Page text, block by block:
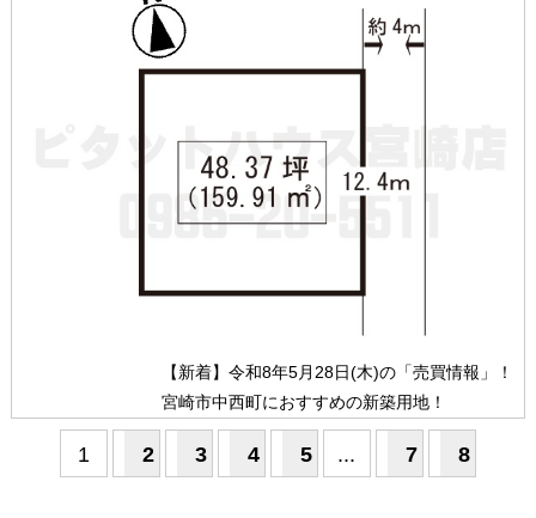
【新着】令和8年5月28日(木)の「売買情報」！
宮崎市中西町におすすめの新築用地！
1 2 3 4 5 ... 7 8